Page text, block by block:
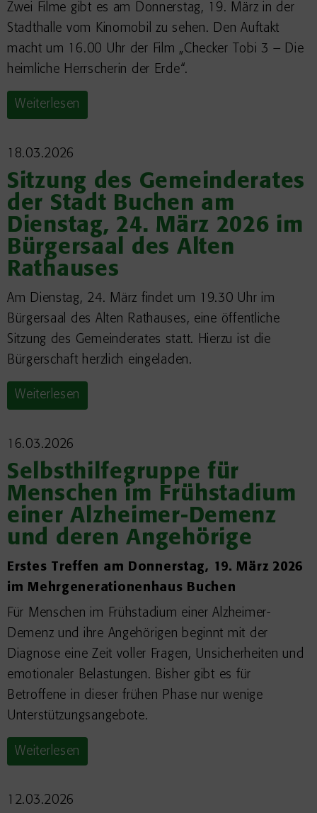
Zwei Filme gibt es am Donnerstag, 19. März in der
Stadthalle vom Kinomobil zu sehen. Den Auftakt
macht um 16.00 Uhr der Film „Checker Tobi 3 – Die
heimliche Herrscherin der Erde“.
Weiterlesen
18.03.2026
Sitzung des Gemeinderates
der Stadt Buchen am
Dienstag, 24. März 2026 im
Bürgersaal des Alten
Rathauses
Am Dienstag, 24. März findet um 19.30 Uhr im
Bürgersaal des Alten Rathauses, eine öffentliche
Sitzung des Gemeinderates statt. Hierzu ist die
Bürgerschaft herzlich eingeladen.
Weiterlesen
16.03.2026
Selbsthilfegruppe für
Menschen im Frühstadium
einer Alzheimer-Demenz
und deren Angehörige
Erstes Treffen am Donnerstag, 19. März 2026
im Mehrgenerationenhaus Buchen
Für Menschen im Frühstadium einer Alzheimer-
Demenz und ihre Angehörigen beginnt mit der
Diagnose eine Zeit voller Fragen, Unsicherheiten und
emotionaler Belastungen. Bisher gibt es für
Betroffene in dieser frühen Phase nur wenige
Unterstützungsangebote.
Weiterlesen
12.03.2026